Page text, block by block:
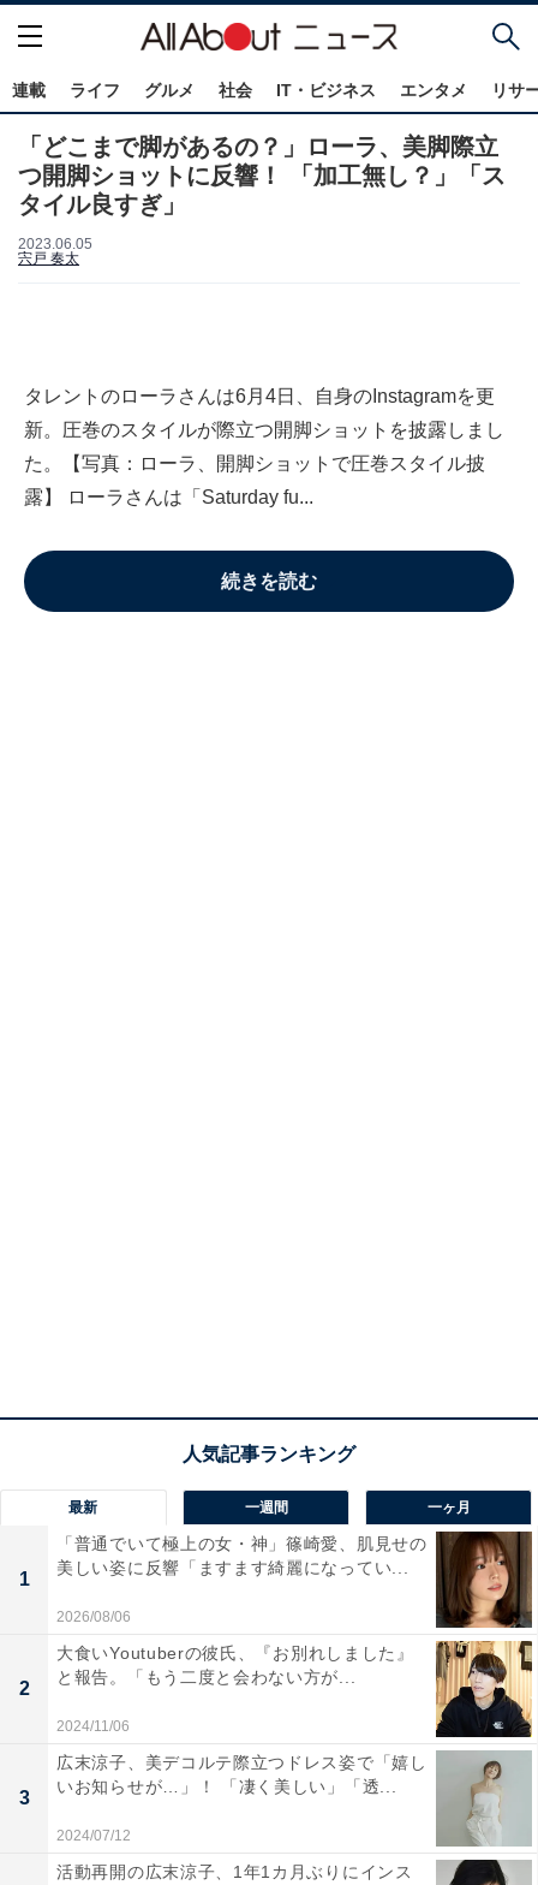
連載 ライフ グルメ 社会 IT・ビジネス エンタメ リサ
「どこまで脚があるの？」ローラ、美脚際立
つ開脚ショットに反響！ 「加工無し？」「ス
タイル良すぎ」
2023.06.05
宍戸 奏太
タレントのローラさんは6月4日、自身のInstagramを更
新。圧巻のスタイルが際立つ開脚ショットを披露しまし
た。【写真：ローラ、開脚ショットで圧巻スタイル披
露】 ローラさんは「Saturday fu...
続きを読む
最新 一週間 一ヶ月
1
「普通でいて極上の女・神」篠崎愛、肌見せの
美しい姿に反響「ますます綺麗になってい...
2026/08/06
2
大食いYoutuberの彼氏、『お別れしました』
と報告。「もう二度と会わない方が...
2024/11/06
3
広末涼子、美デコルテ際立つドレス姿で「嬉し
いお知らせが…」！ 「凄く美しい」「透...
2024/07/12
活動再開の広末涼子、1年1カ月ぶりにインス